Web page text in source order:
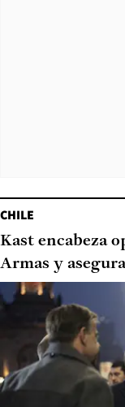
CHILE
Kast encabeza
Armas y